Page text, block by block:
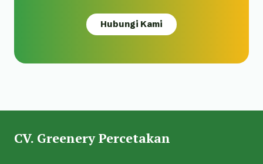
Hubungi Kami
CV. Greenery Percetakan